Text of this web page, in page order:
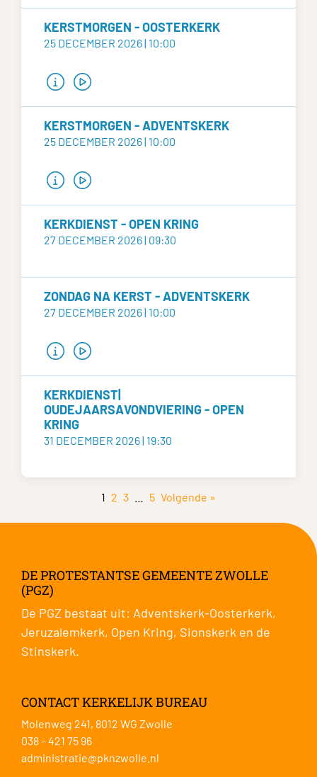
KERSTMORGEN - OOSTERKERK
25 DECEMBER 2026 | 10:00
KERSTMORGEN - ADVENTSKERK
25 DECEMBER 2026 | 10:00
KERKDIENST - OPEN KRING
27 DECEMBER 2026 | 09:30
ZONDAG NA KERST - ADVENTSKERK
27 DECEMBER 2026 | 10:00
KERKDIENST|
OUDEJAARSAVONDVIERING - OPEN
KRING
31 DECEMBER 2026 | 19:30
1 2 3 5 Volgende »
DE PROTESTANTSE GEMEENTE ZWOLLE
(PGZ)
De PGZ bestaat uit: Adventskerk-Oosterkerk,
Jeruzalemkerk, Open Kring, Sionskerk en de
Stinskerk.
CONTACT KERKELIJK BUREAU
Molenweg 241, 8012 WG Zwolle
038 – 421 75 96
administratie@pknzwolle.nl